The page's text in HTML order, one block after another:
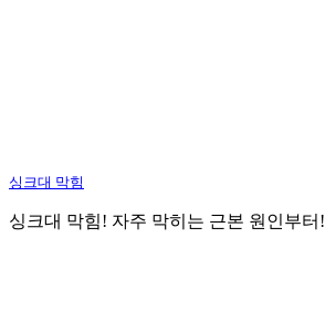
싱크대 막힘
싱크대 막힘! 자주 막히는 근본 원인부터!